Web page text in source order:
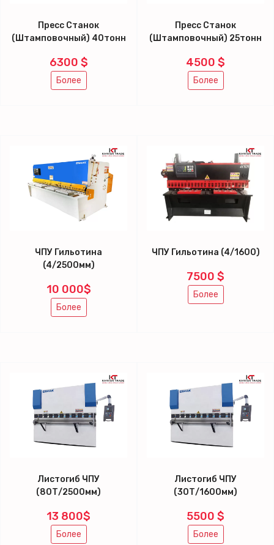
Пресс Станок
(Штамповочный) 40тонн
6300 $
Более
Пресс Станок
(Штамповочный) 25тонн
4500 $
Более
ЧПУ Гильотина
(4/2500мм)
10 000$
Более
ЧПУ Гильотина (4/1600)
7500 $
Более
Листогиб ЧПУ
(80Т/2500мм)
13 800$
Более
Листогиб ЧПУ
(30Т/1600мм)
5500 $
Более